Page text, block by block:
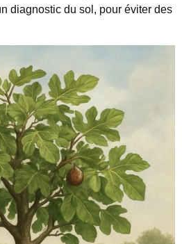
diagnostic du sol, pour éviter des